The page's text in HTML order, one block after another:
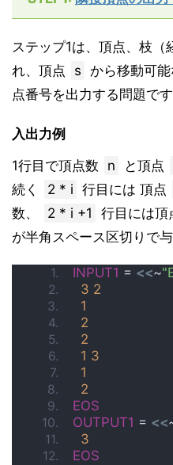
ステップ1は、頂点、枝（
れ、頂点
s
から移動可
点番号を出力する問題です
入出力例
1行目で頂点数
n と頂点
続く
2 * i 行目には 頂点
数、
2 * i +1
行目には頂
が半角スペース区切りで与
INPUT1 = <<~
3 2
1
2
2
1 3
1
2
EOS
OUTPUT1 = <<
3
EOS